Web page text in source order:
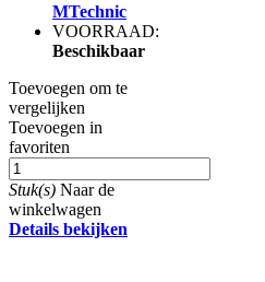
MTechnic
VOORRAAD:
Beschikbaar
Toevoegen om te
vergelijken
Toevoegen in
favoriten
Stuk(s) Naar de
winkelwagen
Details bekijken